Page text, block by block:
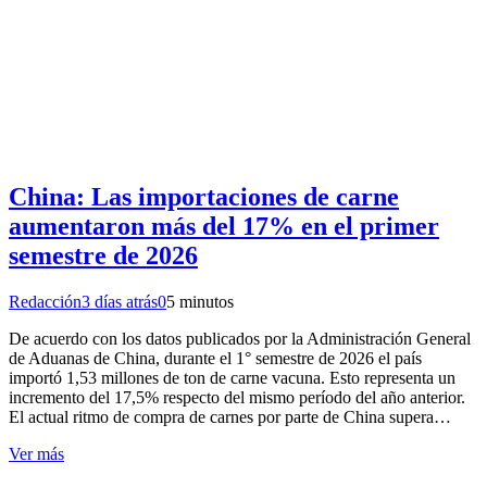
China: Las importaciones de carne
aumentaron más del 17% en el primer
semestre de 2026
Redacción3 días atrás05 minutos
De acuerdo con los datos publicados por la Administración General
de Aduanas de China, durante el 1° semestre de 2026 el país
importó 1,53 millones de ton de carne vacuna. Esto representa un
incremento del 17,5% respecto del mismo período del año anterior.
El actual ritmo de compra de carnes por parte de China supera…
Ver más